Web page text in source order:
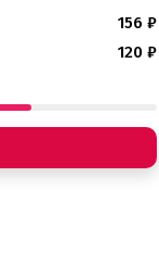
156 ₽
120 ₽